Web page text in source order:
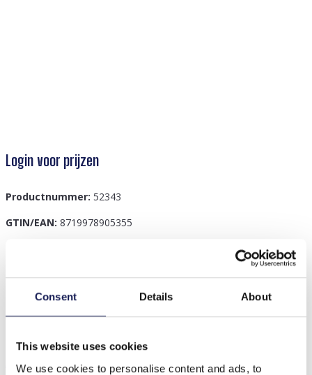
Consent Details About
This website uses cookies
We use cookies to personalise content and ads, to
Login voor prijzen
Productnummer: 52343
GTIN/EAN: 8719978905355
Beschrijving
F-B20.1 R031-003S S. Steel Ring Stone Adjustable
Anderen kochten ook